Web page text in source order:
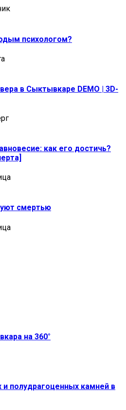
психологом?
в Сыктывкаре DEMO | 3D-
как его достичь?
смертью
на 360°
и полудрагоценных камней в